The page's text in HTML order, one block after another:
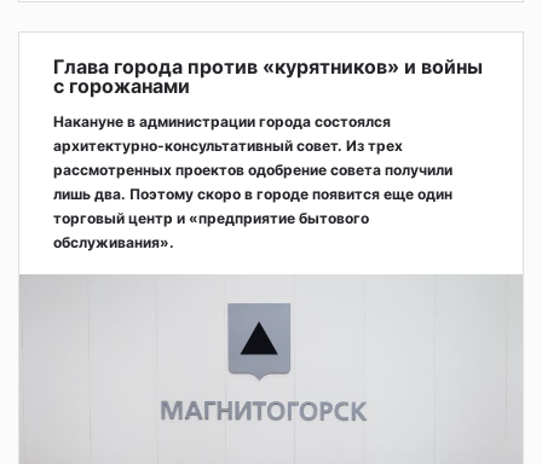
Глава города против «курятников» и войны
с горожанами
Накануне в администрации города состоялся
архитектурно-консультативный совет. Из трех
рассмотренных проектов одобрение совета получили
лишь два. Поэтому скоро в городе появится еще один
торговый центр и «предприятие бытового
обслуживания».